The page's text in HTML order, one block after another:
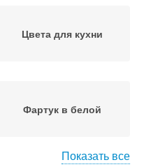
Цвета для кухни
Фартук в белой
Показать все